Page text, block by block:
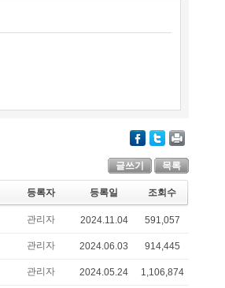
글쓰기 목록
등록자 등록일 조회수
관리자 2024.11.04 591,057
관리자 2024.06.03 914,445
관리자 2024.05.24 1,106,874